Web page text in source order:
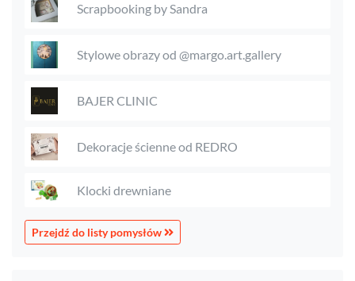
Scrapbooking by Sandra
Stylowe obrazy od @margo.art.gallery
BAJER CLINIC
Dekoracje ścienne od REDRO
Klocki drewniane
Przejdź do listy pomysłów